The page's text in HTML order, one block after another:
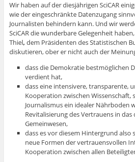
Wir haben auf der diesjährigen SciCAR
wie der eingeschränkte Datenzugang
Journalisten behindern kann. Und wir
SciCAR die wunderbare Gelegenheit
Thiel, dem Präsidenten des Statistischen
diskutieren, ober er nicht auch der
dass die Demokratie bestmöglichen
verdient hat,
dass eine intensivere, transparente,
Kooperation zwischen Wissenschaft,
Journalismus ein idealer Nährboden
Revitalisierung des Vertrauens in
Gemeinwesen,
dass es vor diesem Hintergrund also
neue Formen der vertrauensvollen
Kooperation zwischen allen